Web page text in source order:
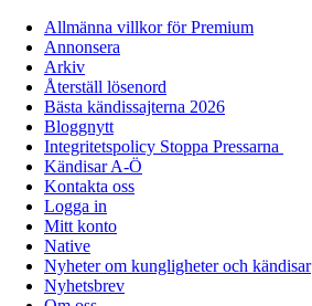
Allmänna villkor för Premium
Annonsera
Arkiv
Återställ lösenord
Bästa kändissajterna 2026
Bloggnytt
Integritetspolicy Stoppa Pressarna
Kändisar A-Ö
Kontakta oss
Logga in
Mitt konto
Native
Nyheter om kungligheter och kändisar
Nyhetsbrev